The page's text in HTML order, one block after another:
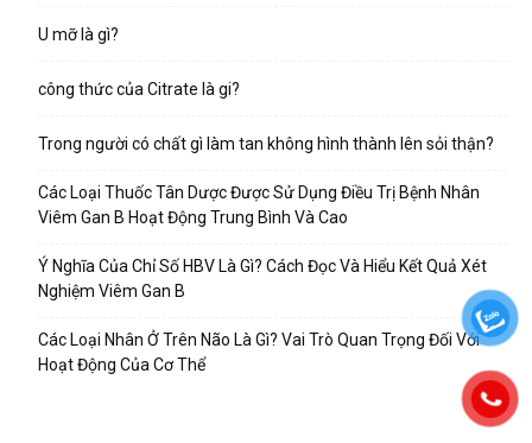
U mỡ là gì?
công thức của Citrate là gi?
Trong người có chất gì làm tan không hình thành lên sỏi thận?
Các Loại Thuốc Tân Dược Được Sử Dụng Điều Trị Bệnh Nhân
Viêm Gan B Hoạt Động Trung Bình Và Cao
Ý Nghĩa Của Chỉ Số HBV Là Gì? Cách Đọc Và Hiểu Kết Quả Xét
Nghiệm Viêm Gan B
Các Loại Nhân Ở Trên Não Là Gì? Vai Trò Quan Trọng Đối Với
Hoạt Động Của Cơ Thể